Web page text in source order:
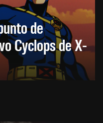
de
Cyclops de X-